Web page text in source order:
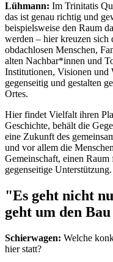
Lühmann: Im Trinitatis
das ist genau richtig und
beispielsweise den Raum
werden – hier kreuzen sich
obdachlosen Menschen,
alten Nachbar*innen und
Institutionen, Visionen und
gegenseitig und gestalten
Ortes.
Hier findet Vielfalt ihren
Geschichte, behält die
eine Zukunft des
und vor allem die
Gemeinschaft, einen
gegenseitige Unterstützung.
"Es geht nicht
geht um den
Schierwagen: Welche
hier statt?